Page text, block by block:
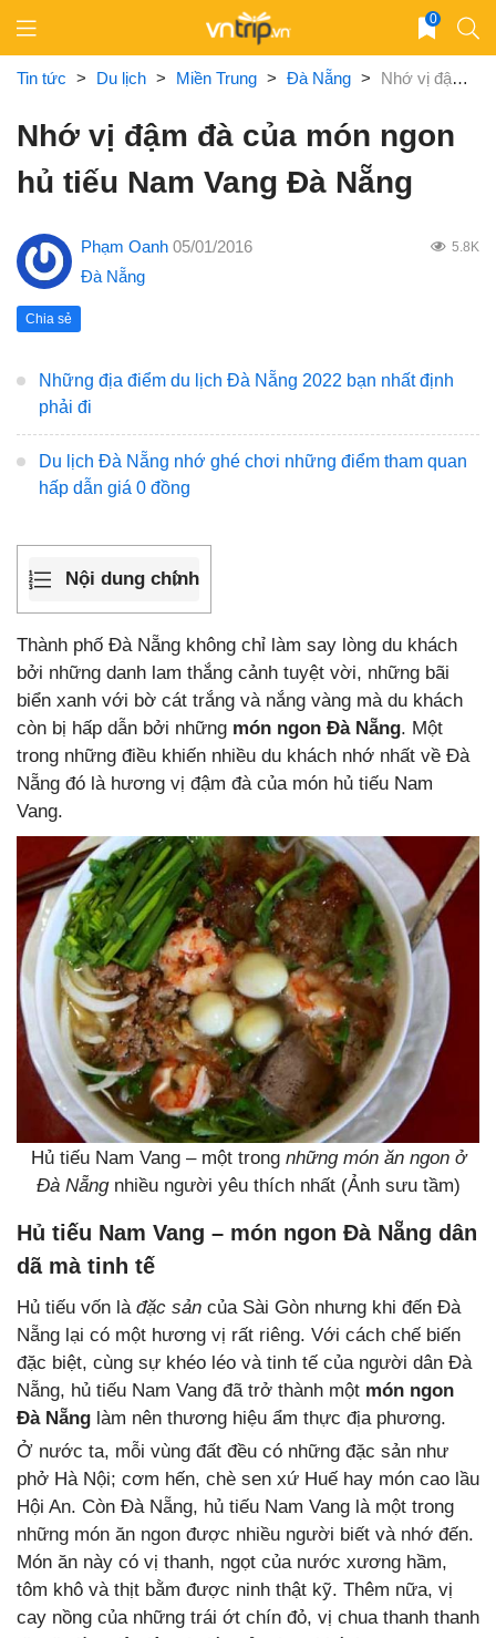
content
0
Tin tức > Du lịch > Miền Trung > Đà Nẵng > Nhớ vị đậm đà của món ngon hủ tiếu Nam Vang Đà Nẵng
Nhớ vị đậm đà của món ngon
hủ tiếu Nam Vang Đà Nẵng
Phạm Oanh 05/01/2016 5.8K
Đà Nẵng
Chia sẻ
Những địa điểm du lịch Đà Nẵng 2022 bạn nhất định
phải đi
Du lịch Đà Nẵng nhớ ghé chơi những điểm tham quan
hấp dẫn giá 0 đồng
Nội dung chính
Thành phố Đà Nẵng không chỉ làm say lòng du khách
bởi những danh lam thắng cảnh tuyệt vời, những bãi
biển xanh với bờ cát trắng và nắng vàng mà du khách
còn bị hấp dẫn bởi những món ngon Đà Nẵng. Một
trong những điều khiến nhiều du khách nhớ nhất về Đà
Nẵng đó là hương vị đậm đà của món hủ tiếu Nam
Vang.
Hủ tiếu Nam Vang – một trong những món ăn ngon ở
Đà Nẵngnhiều người yêu thích nhất (Ảnh sưu tầm)
Hủ tiếu Nam Vang – món ngon Đà Nẵng dân
dã mà tinh tế
Hủ tiếu vốn là đặc sản của Sài Gòn nhưng khi đến Đà
Nẵng lại có một hương vị rất riêng. Với cách chế biến
đặc biệt, cùng sự khéo léo và tinh tế của người dân Đà
Nẵng, hủ tiếu Nam Vang đã trở thành một món ngon
Đà Nẵng làm nên thương hiệu ẩm thực địa phương.
Ở nước ta, mỗi vùng đất đều có những đặc sản như
phở Hà Nội; cơm hến, chè sen xứ Huế hay món cao lầu
Hội An. Còn Đà Nẵng, hủ tiếu Nam Vang là một trong
những món ăn ngon được nhiều người biết và nhớ đến.
Món ăn này có vị thanh, ngọt của nước xương hầm,
tôm khô và thịt bằm được ninh thật kỹ. Thêm nữa, vị
cay nồng của những trái ớt chín đỏ, vị chua thanh thanh